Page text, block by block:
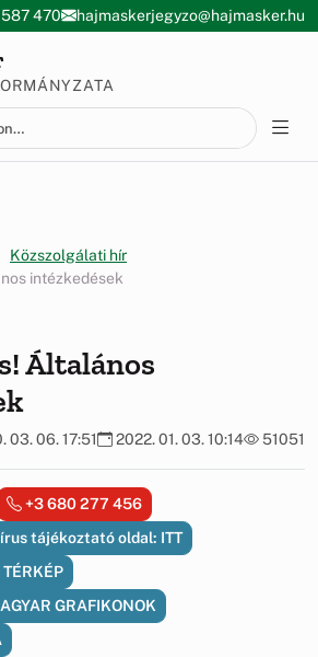
470 hajmaskerjegyzo@hajmasker.hu
Közszolgálati hír
intézkedések
Általános
03. 06. 17:51 2022. 01. 03. 10:14 51051
+3 680 277 456
tájékoztató oldal: ITT
GRAFIKONOK